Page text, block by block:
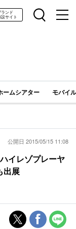
ランド
設サイト
ームシアター モバイ
公開日 2015/05/15 11:08
イレゾプレーヤ
出展